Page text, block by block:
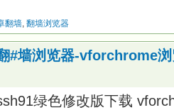
翻墙, 翻墙浏览器
#墙浏览器-vforchrome
绿色修改版下载